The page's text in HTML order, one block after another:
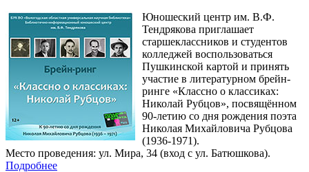
Юношеский центр им. В.Ф.
Тендрякова приглашает
старшеклассников и студентов
колледжей воспользоваться
Пушкинской картой и принять
участие в литературном брейн-
ринге «Классно о классиках:
Николай Рубцов», посвящённом
90-летию со дня рождения поэта
Николая Михайловича Рубцова
(1936-1971).
Место проведения: ул. Мира, 34 (вход с ул. Батюшкова).
Подробнее